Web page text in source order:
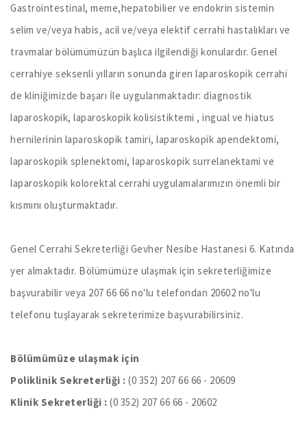
Gastrointestinal, meme,hepatobilier ve endokrin sistemin
selim ve/veya habis, acil ve/veya elektif cerrahi hastalıkları ve
travmalar bölümümüzün başlıca ilgilendiği konulardır. Genel
cerrahiye seksenli yılların sonunda giren laparoskopik cerrahi
de kliniğimizde başarı İle uygulanmaktadır: diagnostik
laparoskopik, laparoskopik kolisistiktemi , ingual ve hiatus
hernilerinin laparoskopik tamiri, laparoskopik apendektomi,
laparoskopik splenektomi, laparoskopik surrelanektami ve
laparoskopik kolorektal cerrahi uygulamalarımızın önemli bir
kısmını oluşturmaktadır.
Genel Cerrahi Sekreterliği Gevher Nesibe Hastanesi 6. Katında
yer almaktadır. Bölümümüze ulaşmak için sekreterliğimize
başvurabilir veya 207 66 66 no'lu telefondan 20602 no'lu
telefonu tuşlayarak sekreterimize başvurabilirsiniz.
Bölümümüze ulaşmak için
Poliklinik Sekreterliği : (0 352) 207 66 66 - 20609
Klinik Sekreterliği : (0 352) 207 66 66 - 20602